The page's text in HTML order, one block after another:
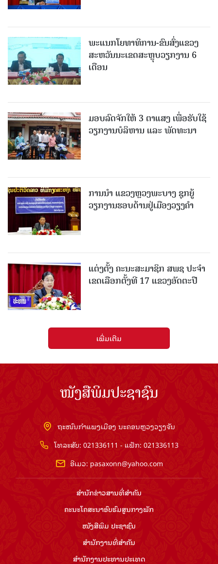
ພະແນກໂຍທາທິການ-ຂົນສົ່ງແຂວງ
ສະຫວັນນະເຂດສະຫຼຸບວຽກງານ 6
ເດືອນ
ມອບລົດຈັກໃຫ້ 3 ຕາແສງ ເພື່ອຮັບໃຊ້
ວຽກງານບໍລິຫານ ແລະ ພັດທະນາ
ການນຳ ແຂວງຫຼວງພະບາງ ຊຸກຍູ້
ວຽກງານຮອບດ້ານຢູ່ເມືອງວຽງຄໍາ
ແຕ່ງຕັ້ງ ຄະນະສະມາຊິກ ສພຊ ປະຈຳ
ເຂດເລືອກຕັ້ງທີ 17 ແຂວງອັດຕະປື
ເພີ່ມເຕີມ
ໜັງສືພິມປະຊາຊົນ
ຖະໜົນກຳແພງເມືອງ ນະຄອນຫຼວງວຽງຈັນ
ໂທລະສັບ: 021336111 - ແຟັກ: 021336113
ອີເມວ: pasaxonn@yahoo.com
ສຳ​ນັກ​ຂ່າວ​ສານ​ທີ່​ສຳ​ຄັນ​
ຄະນະໂຄສະນາອົບຮົມ​ສູນ​ກາງ​ພັກ
ໜັງສືພິມ ປະ​ຊາ​ຊົນ
ສຳ​ນັກ​ງານ​ທີ່​ສຳ​ຄັນ
ສຳ​ນັກ​ງານ​ປະ​ທານ​ປະ​ເທດ